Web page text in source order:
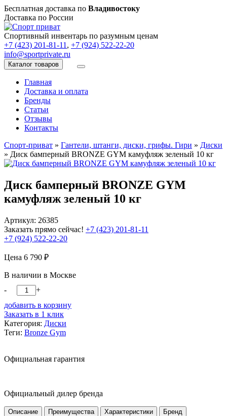
Бесплатная доставка по Владивостоку
Доставка по России
Спортивный инвентарь по разумным ценам
+7 (423) 201-81-11 , +7 (924) 522-22-20
info@sportprivate.ru
Каталог товаров
Главная
Доставка и оплата
Бренды
Статьи
Отзывы
Контакты
Спорт-приват » Гантели, штанги, диски, грифы. Гири » Диски
» Диск бамперный BRONZE GYM камуфляж зеленый 10 кг
Диск бамперный BRONZE GYM
камуфляж зеленый 10 кг
Артикул: 26385
Заказать прямо сейчас! +7 (423) 201-81-11
+7 (924) 522-22-20
Цена 6 790 ₽
В наличии в Москве
-
+
добавить в корзину
Заказать в 1 клик
Категория: Диски
Теги: Bronze Gym
Официальная гарантия
Официальный дилер бренда
Описание Преимущества Характеристики Бренд